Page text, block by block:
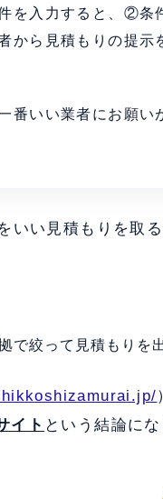
を入力すると、②条
から見積もりの提示
番いい業者にお願い
いい見積もりを取
で絞って見積もりを
イト という結論にな